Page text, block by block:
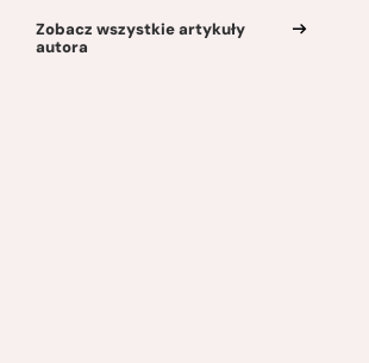
Zobacz wszystkie artykuły
autora